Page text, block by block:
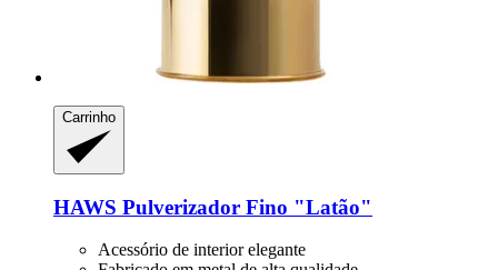
Carrinho
HAWS Pulverizador Fino "Latão"
Acessório de interior elegante